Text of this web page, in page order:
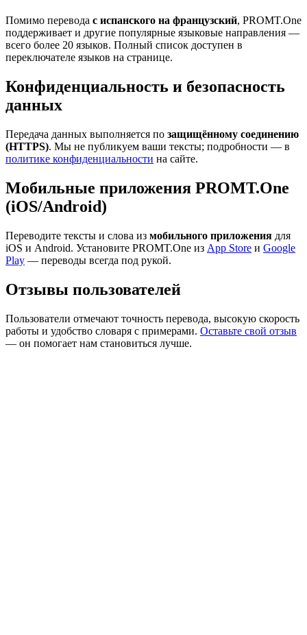
Помимо перевода с испанского на французский, PROMT.One
поддерживает и другие популярные языковые направления —
всего более 20 языков. Полный список доступен в
переключателе языков на странице.
Конфиденциальность и безопасность
данных
Передача данных выполняется по защищённому соединению
(HTTPS). Мы не публикуем ваши тексты; подробности — в
политике конфиденциальности на сайте.
Мобильные приложения PROMT.One
(iOS/Android)
Переводите тексты и слова из мобильного приложения для
iOS и Android. Установите PROMT.One из App Store и Google
Play — переводы всегда под рукой.
Отзывы пользователей
Пользователи отмечают точность перевода, высокую скорость
работы и удобство словаря с примерами. Оставьте свой отзыв
— он помогает нам становиться лучше.